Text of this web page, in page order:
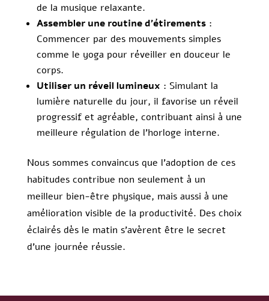
de la musique relaxante.
Assembler une routine d’étirements:
Commencer par des mouvements simples
comme le yoga pour réveiller en douceur le
corps.
Utiliser un réveil lumineux : Simulant la
lumière naturelle du jour, il favorise un réveil
progressif et agréable, contribuant ainsi à une
meilleure régulation de l’horloge interne.
Nous sommes convaincus que l’adoption de ces
habitudes contribue non seulement à un
meilleur bien-être physique, mais aussi à une
amélioration visible de la productivité. Des choix
éclairés dès le matin s’avèrent être le secret
d’une journée réussie.